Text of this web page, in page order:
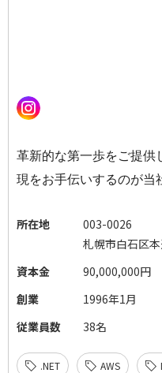
革新的な第一歩をご提供
現をお手伝いするのが当
所在地
003-0026
札幌市白石区
資本金
90,000,000円
創業
1996年1月
従業員数
38名
.NET AWS